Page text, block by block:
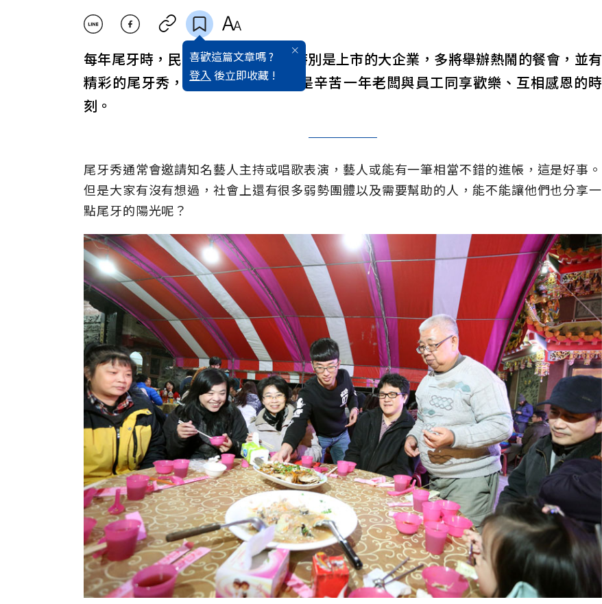
喜歡這篇文章嗎 ?
登入 後立即收藏 !
每年尾牙時，民間許多公司行號，特別是上市的大企業，多將舉辦熱鬧的餐會，並有
精彩的尾牙秀，這是民間習俗，也是辛苦一年老闆與員工同享歡樂、互相感恩的時
刻。
尾牙秀通常會邀請知名藝人主持或唱歌表演，藝人或能有一筆相當不錯的進帳，這是好事。
但是大家有沒有想過，社會上還有很多弱勢團體以及需要幫助的人，能不能讓他們也分享一
點尾牙的陽光呢？